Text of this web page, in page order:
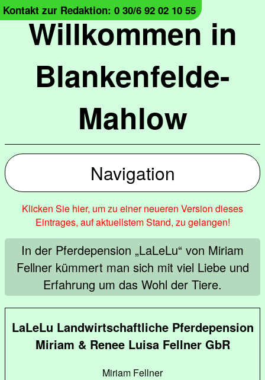
Willkommen in
Blankenfelde-
Mahlow
Kontakt zur Redaktion: 0 30/6 92 02 10 55
Navigation
Klicken Sie hier, um zu einer neueren Version dieses
Eintrages, auf aktuellstem Stand, zu gelangen!
In der Pferdepension „LaLeLu“ von Miriam
Fellner kümmert man sich mit viel Liebe und
Erfahrung um das Wohl der Tiere.
LaLeLu Landwirtschaftliche Pferdepension
Miriam & Renee Luisa Fellner GbR
Miriam Fellner